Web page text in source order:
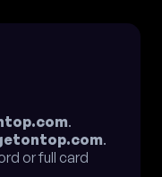
.
.
or full card